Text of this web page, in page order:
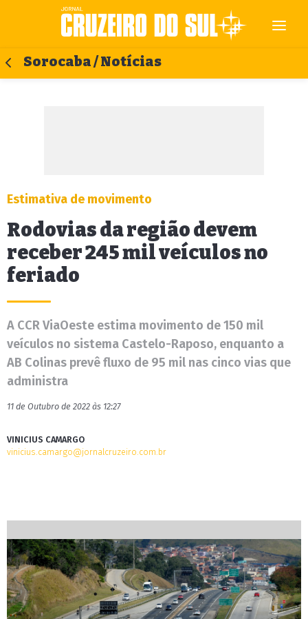
Sorocaba / Notícias
Estimativa de movimento
Rodovias da região devem
receber 245 mil veículos no
feriado
A CCR ViaOeste estima movimento de 150 mil
veículos no sistema Castelo-Raposo, enquanto a
AB Colinas prevê fluxo de 95 mil nas cinco vias que
administra
11 de Outubro de 2022 às 12:27
VINICIUS CAMARGO
vinicius.camargo@jornalcruzeiro.com.br